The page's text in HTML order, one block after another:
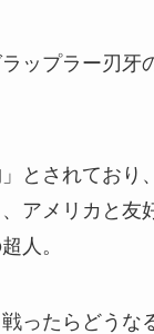
ップラー刃牙
」とされており
アメリカと友
人。
ったらどうな